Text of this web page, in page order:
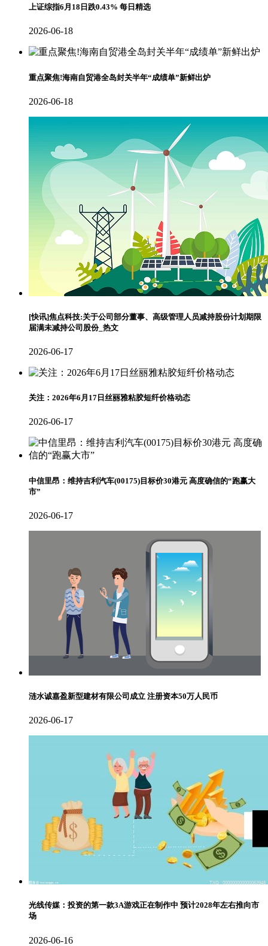
上证综指6月18日跌0.43% 每日精选
2026-06-18
重点聚焦!海南自贸港全岛封关半年“成绩单”新鲜出炉
2026-06-18
[快讯]焦点科技:关于公司部分董事、高级管理人员减持股份计划期限
届满未减持公司股份_热文
2026-06-17
关注：2026年6月17日丝丽雅粘胶短纤价格动态
2026-06-17
中信里昂：维持吉利汽车(00175)目标价30港元 高度确信的“跑赢大
市”
2026-06-17
涟水诚嘉盈新型建材有限公司成立 注册资本50万人民币
2026-06-17
光线传媒：投资的第一款3A游戏正在制作中 预计2028年左右推向市
场
2026-06-16